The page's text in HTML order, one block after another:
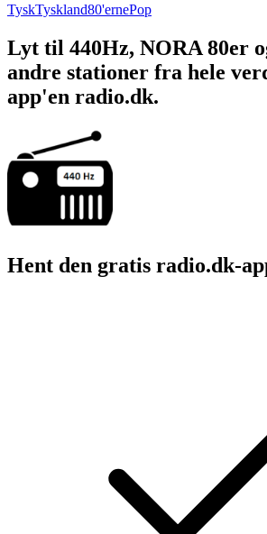
TyskTyskland80'ernePop
Lyt til 440Hz, NORA 80er
andre stationer fra hele
app'en radio.dk.
Hent den gratis radio.dk-